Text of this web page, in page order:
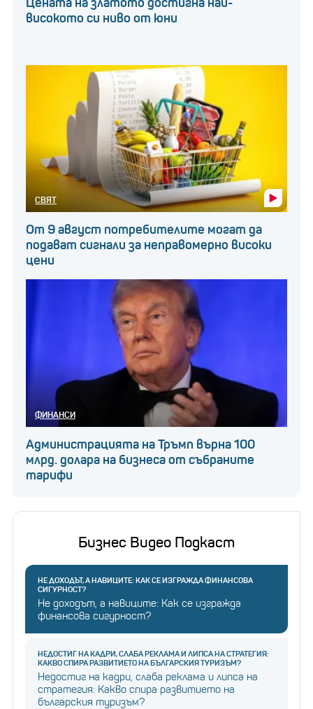
високото си ниво от юни
СВЯТ
От 9 август потребителите могат да
подават сигнали за неправомерно високи
цени
ФИНАНСИ
Администрацията на Тръмп върна 100
млрд. долара на бизнеса от събраните
тарифи
Бизнес Видео Подкаст
НЕ ДОХОДЪТ, А НАВИЦИТЕ: КАК СЕ ИЗГРАЖДА ФИНАНСОВА
СИГУРНОСТ?
Не доходът, а навиците: Как се изгражда
финансова сигурност?
НЕДОСТИГ НА КАДРИ, СЛАБА РЕКЛАМА И ЛИПСА НА СТРАТЕГИЯ:
КАКВО СПИРА РАЗВИТИЕТО НА БЪЛГАРСКИЯ ТУРИЗЪМ?
Недостиг на кадри, слаба реклама и липса на
стратегия: Какво спира развитието на
българския туризъм?